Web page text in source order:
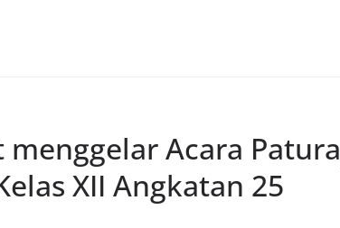
menggelar Acara
XII Angkatan 25